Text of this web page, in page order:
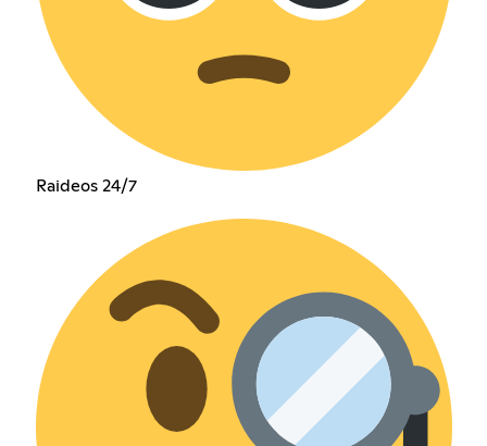
Raideos 24/7